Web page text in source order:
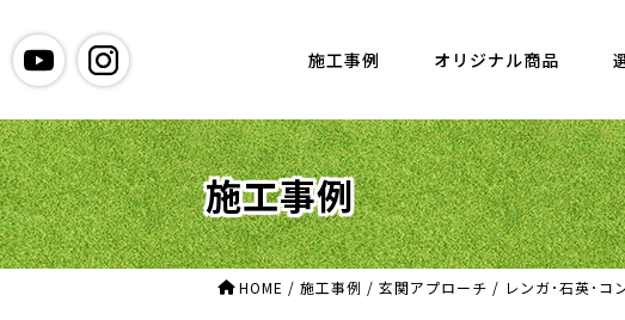
施工事例 オリジナル商品
施工事例
HOME / 施工事例 / 玄関アプローチ / レンガ･石英･コ